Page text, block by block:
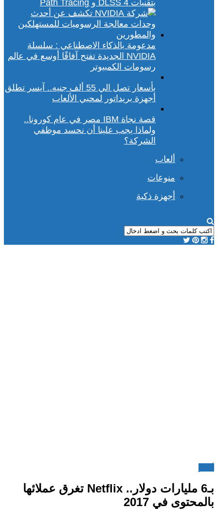
بتقنيات DLSS 4 و Path Tracing
مدعومة بالذكاء الاصطناعي : سلسلة
NVIDIA الجديدة تفتح آفاقًا أوسع في عالم
رسومات الكمبيوتر
بأسعار تصل الي 55 ألف جنيه.. آيسر تطلق
أجهزة بريداتور لمحبي الألعاب
قصة نجاة IBM مصر في عام كورونا..
ولماذا يجب علينا أن نحسد موظفي
الشركة؟
ألعاب
منوعات
أجهزة ذكية
بـ6 مليارات دولار.. Netflix تغرق عملائها
بالمحتوى في 2017